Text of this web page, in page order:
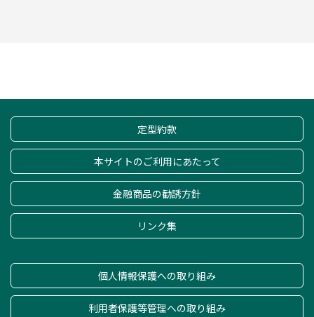
定型約款
本サイトのご利用にあたって
金融商品の勧誘方針
リンク集
個人情報保護への取り組み
利用者保護等管理への取り組み